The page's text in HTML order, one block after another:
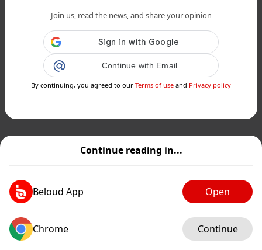
Continue reading in...
Beloud App Open
Chrome Continue
Join us, read the news, and share your opinion
Continue with Email
By continuing, you agreed to our Terms of use and Privacy policy